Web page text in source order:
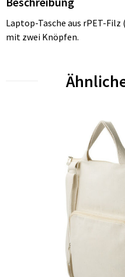
Laptop-Tasche aus rPET-
mit zwei Knöpfen.